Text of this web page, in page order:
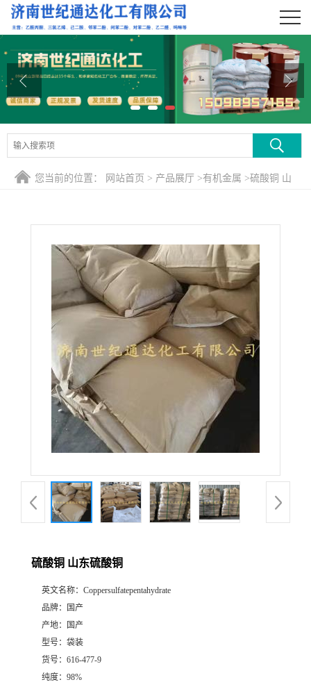
公司首页
公司介绍
产品展厅
证书荣誉
您当前的位置： 网站首页 > 产品展厅 >有机金属 >硫酸铜 山
硫酸铜 山东硫酸铜
英文名称： Coppersulfatepentahydrate
品牌：
国产
产地：
国产
型号： 袋装
货号： 616-477-9
纯度： 98%